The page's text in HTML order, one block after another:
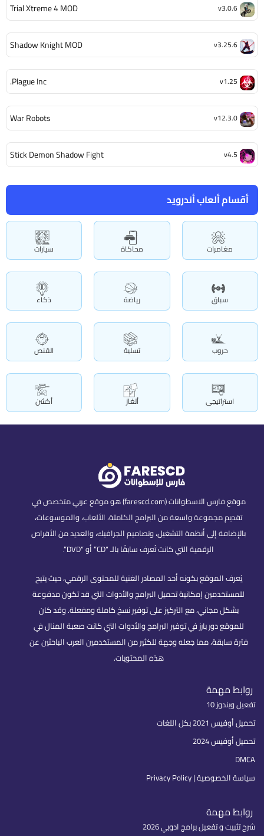
أقسام ألعاب أندرويد
مغامرات محاكاة سيارات
سباق رياضة ذكاء
حروب تسلية القنص
استراتيجى ألغاز أكشن
Trial Xtreme 4 MOD v3.0.6
Shadow Knight MOD v3.25.6
Plague Inc. v1.25
War Robots v12.3.0
Stick Demon Shadow Fight v4.5
موقع فارس الاسطوانات (farescd.com) هو موقع عربي متخصص في
تقديم مجموعة واسعة من البرامج الكاملة، الألعاب، والموسوعات،
بالإضافة إلى أنظمة التشغيل، وتصاميم الجرافيك، والعديد من الأقراص
الرقمية التي كانت تُعرف سابقًا بالـ “CD” أو “DVD”.
يُعرف الموقع بكونه أحد المصادر الغنية للمحتوى الرقمي، حيث يتيح
للمستخدمين إمكانية تحميل البرامج والأدوات التي قد تكون مدفوعة
بشكل مجاني، مع التركيز على توفير نسخ كاملة ومفعلة. وقد كان
للموقع دور بارز في توفير البرامج والأدوات التي كانت صعبة المنال في
فترة سابقة، مما جعله وجهة للكثير من المستخدمين العرب الباحثين عن
هذه المحتويات.
روابط مهمة
تفعيل ويندوز 10
تحميل أوفيس 2021 بكل اللغات
تحميل أوفيس 2024
DMCA
سياسة الخصوصية | Privacy Policy
روابط مهمة
شرح تثبيت و تفعيل برامج ادوبي 2026